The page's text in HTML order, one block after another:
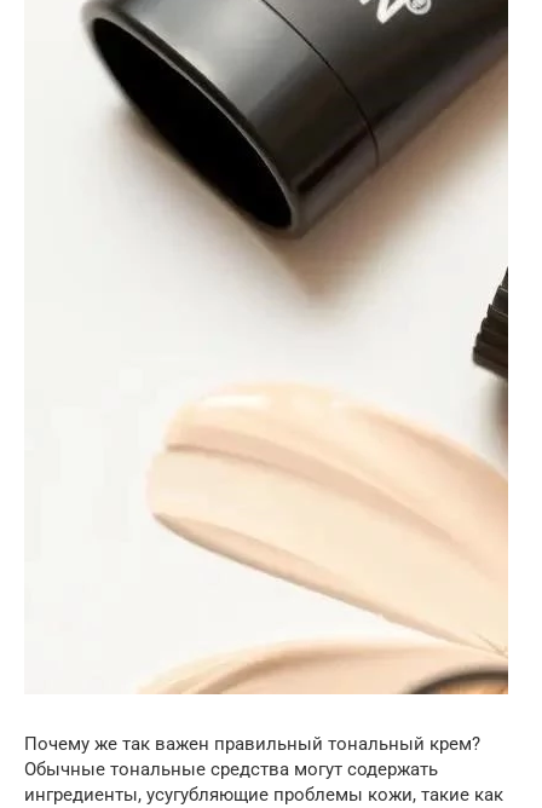
Почему же так важен правильный тональный крем?
Обычные тональные средства могут содержать
ингредиенты, усугубляющие проблемы кожи, такие как